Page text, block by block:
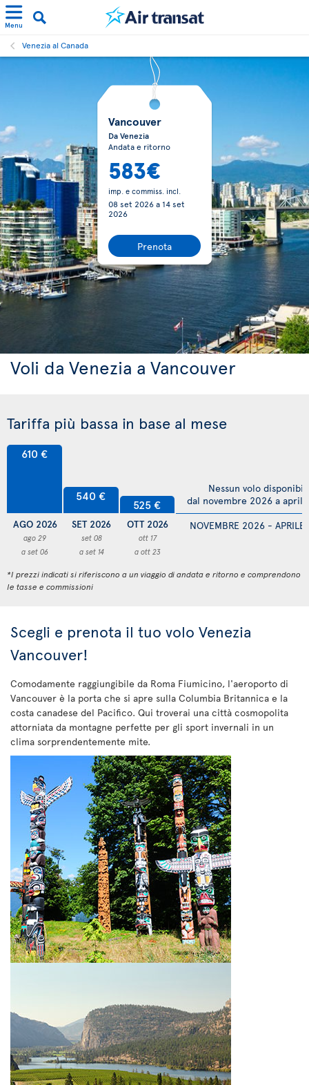
Menu
Venezia al Canada
Vancouver
Da Venezia
Andata e ritorno
583€
imp. e commiss. incl.
08 set 2026a 14 set
2026
Prenota
Voli da Venezia a Vancouver
Tariffa più bassa in base al mese
610 €
AGO 2026
ago 29
a set 06
540 €
SET 2026
set 08
a set 14
525 €
OTT 2026
ott 17
a ott 23
NOVEMBRE 2026 -
Nessun volo
dal novembre 2026 a
*I prezzi indicati si riferiscono a un viaggio di andata e ritorno e comprendono
le tasse e commissioni
Scegli e prenota il tuo volo Venezia
Vancouver!
Comodamente raggiungibile da Roma Fiumicino, l'aeroporto di
Vancouver è la porta che si apre sulla Columbia Britannica e la
costa canadese del Pacifico. Qui troverai una città cosmopolita
attorniata da montagne perfette per gli sport invernali in un
clima sorprendentemente mite.